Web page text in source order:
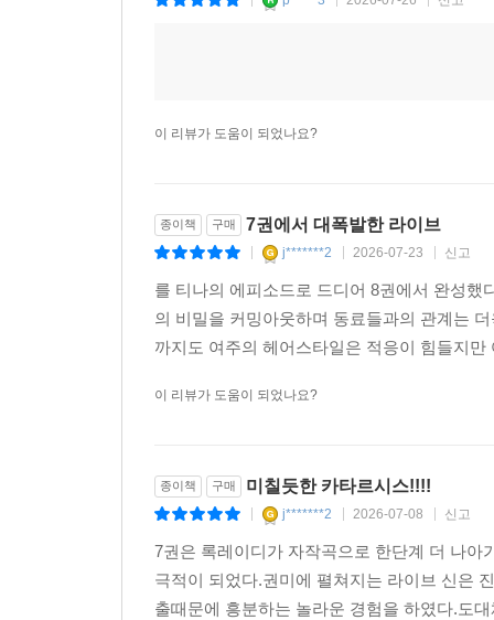
이 리뷰가 도움이 되었나요?
종이책 구매 7권에서 대폭발한 라이브
j*******2 2026-07-23 신고
를 티나의 에피소드로 드디어 8권에서 완성
의 비밀을 커밍아웃하며 동료들과의 관계는
까지도 여주의 헤어스타일은 적응이 힘들지
이 리뷰가 도움이 되었나요?
종이책 구매 미칠듯한 카타르시스!!!!
j*******2 2026-07-08 신고
7권은 록레이디가 자작곡으로 한단계 더 나아
극적이 되었다.권미에 펼쳐지는 라이브 신은
출때문에 흥분하는 놀라운 경험을 하였다.도